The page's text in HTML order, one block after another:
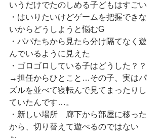
いうだけでたのしめる子どもはすごい
・はいりたいけどゲームを把握できな
いからどうしようと悩むG
・パパたちから見たら分け隔てなく遊
んでいるように見えた
・ゴロゴロしている子はどうした？？
→担任からひとこと…その子、実はパ
ズルを並べて寝転んで見てまったりし
ていたんです…。
・新しい場所　廊下から部屋に移った
から、切り替えて遊べるのではない